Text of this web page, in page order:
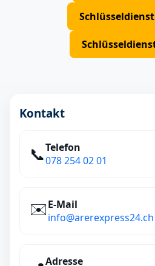
Kontakt
📞Telefon
078 254 02 01
✉️E‑Mail
info@arerexpress24.ch
Adresse